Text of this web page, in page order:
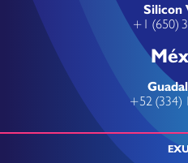
Silicon
+1 (650)
+52 (334)